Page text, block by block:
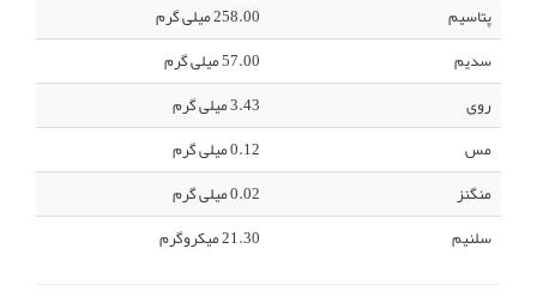
پتاسیم
258.00 میلی گرم
سدیم
57.00 میلی گرم
روی
3.43 میلی گرم
مس
0.12 میلی گرم
منگنز
0.02 میلی گرم
سلنیم
21.30 میکروگرم